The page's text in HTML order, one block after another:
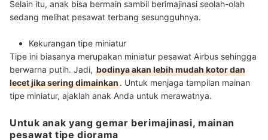
Selain itu, anak bisa bermain sambil berimajinasi seolah-olah
sedang melihat pesawat terbang sesungguhnya.
Kekurangan tipe miniatur
Tipe ini biasanya merupakan miniatur pesawat Airbus sehingga
berwarna putih. Jadi, bodinya akan lebih mudah kotor dan
lecet jika sering dimainkan. Untuk menjaga tampilan mainan
tipe miniatur, ajaklah anak Anda untuk merawatnya.
Untuk anak yang gemar berimajinasi, mainan
pesawat tipe diorama